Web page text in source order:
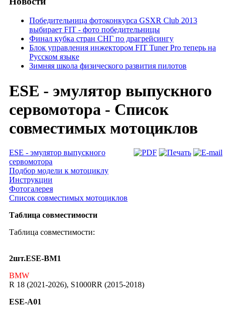
Победительница фотоконкурса GSXR Club 2013
выбирает FIT - фото победительницы
Финал кубка стран СНГ по драгрейсингу
Блок управления инжектором FIT Tuner Pro теперь на
Русском языке
Зимняя школа физического развития пилотов
ESE - эмулятор выпускного
сервомотора - Список
совместимых мотоциклов
ESE - эмулятор выпускного
сервомотора
Подбор модели к мотоциклу
Инструкции
Фотогалерея
Список совместимых мотоциклов
Таблица совместимости
Таблица совместимости:
2шт.ESE-BM1
BMW
R 18 (2021-2026), S1000RR (2015-2018)
ESE-A01